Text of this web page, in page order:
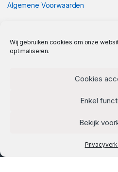
Wij gebruiken cookies om onze
optimaliseren.
Cookies
Enkel
Bekijk
Algemene Voorwaarden